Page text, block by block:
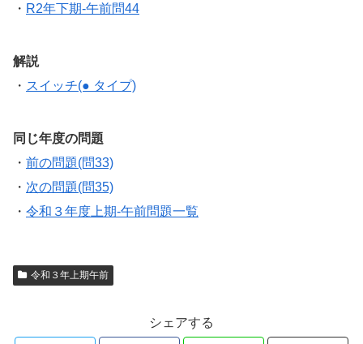
・ R2年下期-午前問44
解説
・ スイッチ(● タイプ)
同じ年度の問題
・ 前の問題(問33)
・ 次の問題(問35)
・ 令和３年度上期-午前問題一覧
令和３年上期午前
シェアする